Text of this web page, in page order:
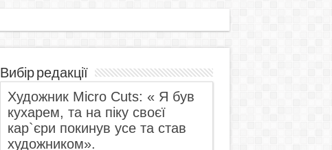
Вибір редакції
Художник Micro Cuts: « Я був
кухарем, та на піку своєї
кар`єри покинув усе та став
художником».